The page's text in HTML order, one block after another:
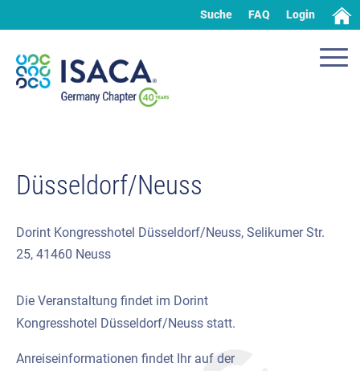
Suche FAQ Login
Düsseldorf/Neuss
Dorint Kongresshotel Düsseldorf/Neuss, Selikumer Str.
25, 41460 Neuss
Die Veranstaltung findet im Dorint
Kongresshotel Düsseldorf/Neuss statt.
Anreiseinformationen findet Ihr auf der